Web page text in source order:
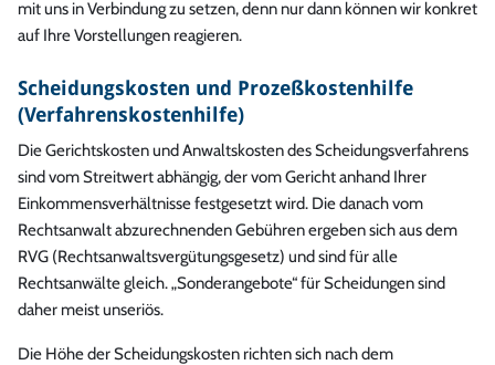
mit uns in Verbindung zu setzen, denn nur dann können wir konkret
auf Ihre Vorstellungen reagieren.
Scheidungskosten und Prozeßkostenhilfe
(Verfahrenskostenhilfe)
Die Gerichtskosten und Anwaltskosten des Scheidungsverfahrens
sind vom Streitwert abhängig, der vom Gericht anhand Ihrer
Einkommensverhältnisse festgesetzt wird. Die danach vom
Rechtsanwalt abzurechnenden Gebühren ergeben sich aus dem
RVG (Rechtsanwaltsvergütungsgesetz) und sind für alle
Rechtsanwälte gleich. „Sonderangebote“ für Scheidungen sind
daher meist unseriös.
Die Höhe der Scheidungskosten richten sich nach dem